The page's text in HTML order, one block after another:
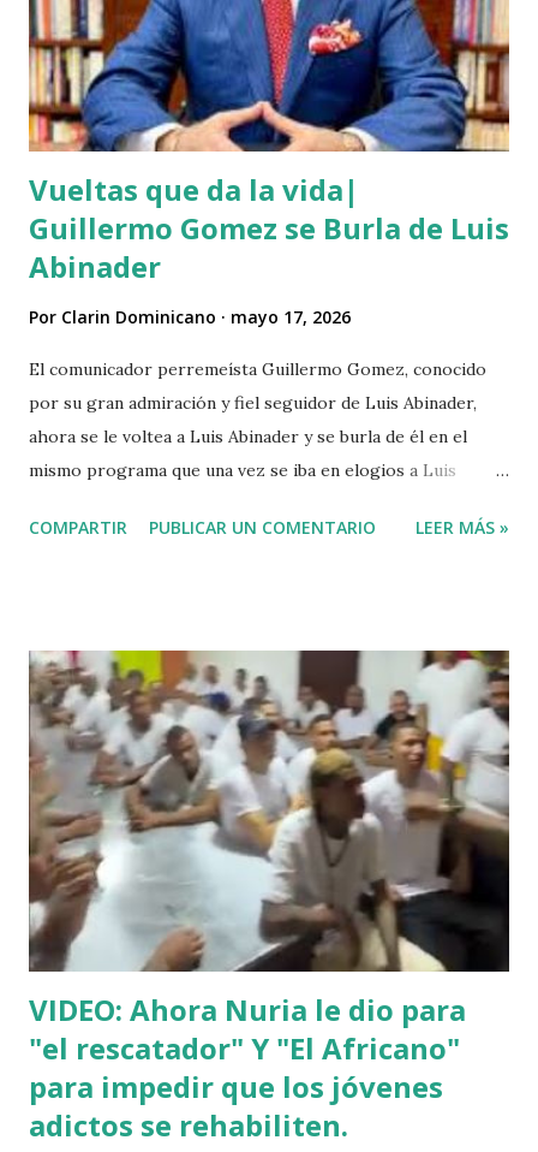
de sangre y que éste se bañó y de dejó las ropas
ensangrentada tirada en el lugar donde vivía, luego empredi
ó la huida. Éste es solo uno de múltiples asesinatos
cometidos por haiti...
Vueltas que da la vida|
Guillermo Gomez se Burla de Luis
Abinader
Por Clarin Dominicano mayo 17, 2026
El comunicador perremeísta Guillermo Gomez, conocido
por su gran admiración y fiel seguidor de Luis Abinader,
ahora se le voltea a Luis Abinader y se burla de él en el
mismo programa que una vez se iba en elogios a Luis
COMPARTIR PUBLICAR UN COMENTARIO LEER MÁS »
VIDEO: Ahora Nuria le dio para
"el rescatador" Y "El Africano"
para impedir que los jóvenes
adictos se rehabiliten.